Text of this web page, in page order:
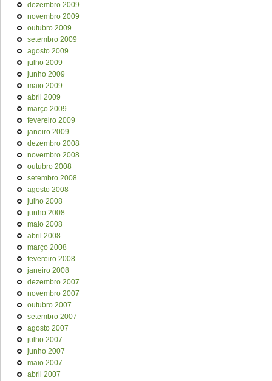
dezembro 2009
novembro 2009
outubro 2009
setembro 2009
agosto 2009
julho 2009
junho 2009
maio 2009
abril 2009
março 2009
fevereiro 2009
janeiro 2009
dezembro 2008
novembro 2008
outubro 2008
setembro 2008
agosto 2008
julho 2008
junho 2008
maio 2008
abril 2008
março 2008
fevereiro 2008
janeiro 2008
dezembro 2007
novembro 2007
outubro 2007
setembro 2007
agosto 2007
julho 2007
junho 2007
maio 2007
abril 2007